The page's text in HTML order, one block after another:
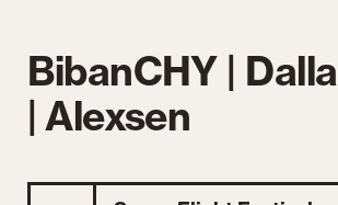
BibanCHY | Dalla
| Alexsen